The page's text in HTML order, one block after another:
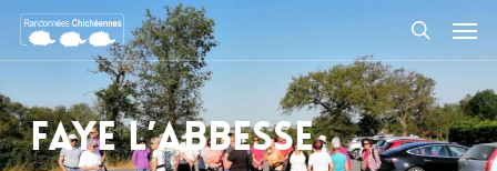
Skip
content
FAYE L’ABBESSE